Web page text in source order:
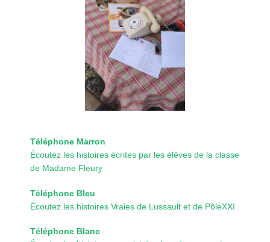
Téléphone Marron
Écoutez les histoires écrites par les élèves de la classe
de Madame Fleury
Téléphone Bleu
Écoutez les histoires Vraies de Lussault et de PôleXXI
Téléphone Blanc